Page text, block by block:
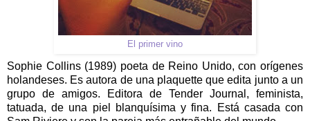
El primer vino
Sophie Collins (1989) poeta de Reino Unido, con orígenes
holandeses. Es autora de una plaquette que edita junto a un
grupo de amigos. Editora de Tender Journal, feminista,
tatuada, de una piel blanquísima y fina. Está casada con